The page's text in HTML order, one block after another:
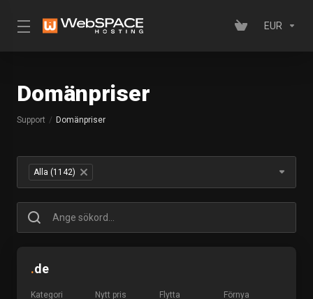
EUR
Domänpriser
Support Domänpriser
Table Filter
Alla (1142) ×
.de
Kategori Nytt pris Flytta Förnya